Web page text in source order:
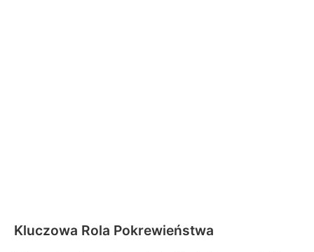
Kluczowa Rola Pokrewieństwa